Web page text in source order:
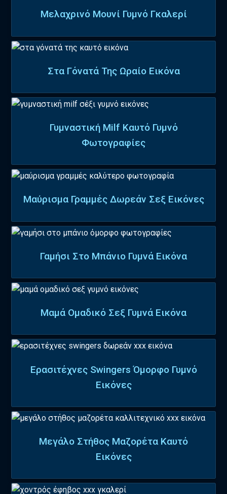
Μελαχρινό Μουνί Γυμνό Γκαλερί
Στα Γόνατά Της Ωραίο Εικόνα
Γυμναστική Milf Καυτό Γυμνό
Φωτογραφίες
Μαύρισμα Γραμμές Δωρεάν Σεξ Εικόνες
Γαμήσι Στο Μπάνιο Γυμνά Εικόνα
Μαμά Ομαδικό Σεξ Γυμνά Εικόνα
Ερασιτέχνες Swingers Όμορφο Γυμνό
Εικόνες
Μεγάλο Στήθος Μαζορέτα Καυτό
Εικόνες